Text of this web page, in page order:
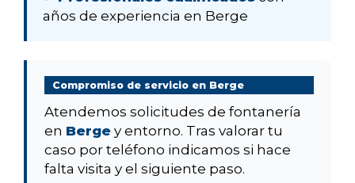
años de experiencia en Berge
Compromiso de servicio en Berge
Atendemos solicitudes de fontanería
en Berge y entorno. Tras valorar tu
caso por teléfono indicamos si hace
falta visita y el siguiente paso.